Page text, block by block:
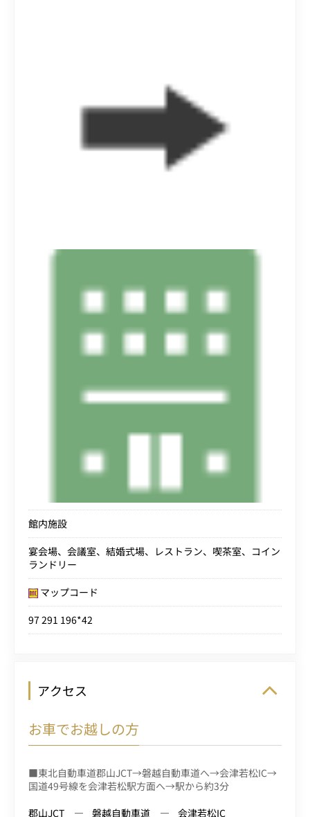
館内施設
宴会場、会議室、結婚式場、レストラン、喫茶室、コイン
ランドリー
マップコード
97 291 196*42
アクセス
お車でお越しの方
■東北自動車道郡山JCT→磐越自動車道へ→会津若松IC→
国道49号線を会津若松駅方面へ→駅から約3分
郡山JCT
磐越自動車道
会津若松IC